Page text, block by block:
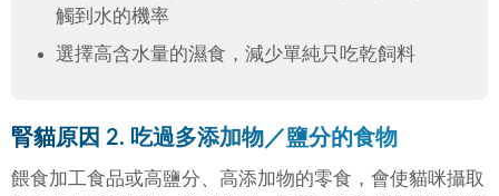
觸到水的機率
選擇高含水量的濕食，減少單純只吃乾飼料
腎貓原因 2. 吃過多添加物／鹽分的食物
餵食加工食品或高鹽分、高添加物的零食，會使貓咪攝取